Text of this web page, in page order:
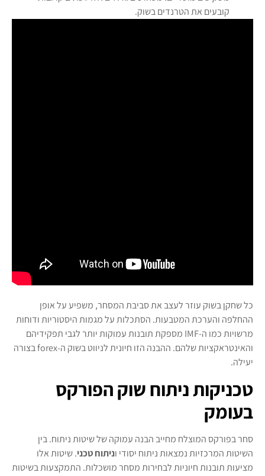
קובעים את הטרנדים בשוק.
כל שחקן בשוק עוזר לעצב את סביבת המסחר, משפיע על אופן
ההחלפה והערכת המטבעות. הסתכלות על מגמות היסטוריות ודוחות
מרשויות כמו ה-IMF מספקת תובנות עמוקות יותר לגבי תפקידיהם
והאינטראקציות שלהם. ההבנה הזו חיונית לניווט בשוק ה-forex בצורה
יעילה.
טכניקות ניתוח שוק הפורקס
בעומק
סחר בפורקס המוצלח מחייב הבנה עמוקה של שיטות ניתוח. בין
השיטות המרכזיות נמצאות ניתוח יסודי וניתוח טכני. שיטות אלו
מציעות תובנות חיוניות לבחירות מסחר מושכלות. התמקצעות בשיטות